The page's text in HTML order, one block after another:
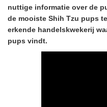
nuttige informatie over de
de mooiste Shih Tzu pups
erkende handelskwekerij
pups vindt.